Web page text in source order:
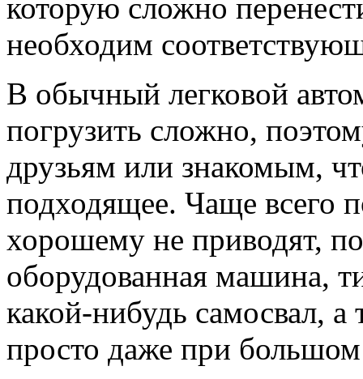
которую сложно
необходим
В обычный легковой
погрузить сложно,
друзьям или знакомым,
подходящее. Чаще всего
хорошему не приводят,
оборудованная машина,
какой-нибудь самосвал,
просто даже при